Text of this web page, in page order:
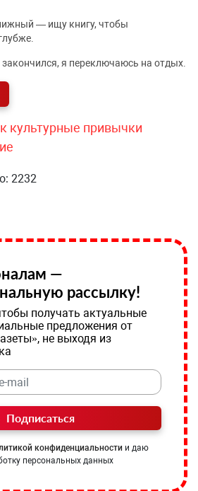
— ищу книгу, чтобы
я переключаюсь на отдых.
культурные привычки
2232
—
рассылку!
получать актуальные
предложения от
не выходя из
Подписаться
конфиденциальности и даю
персональных данных